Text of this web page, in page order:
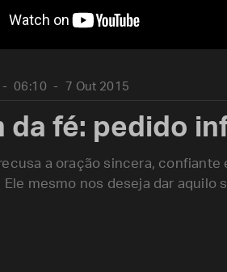
06:10 7 Out 2015
da fé: pedido
a oração sincera,
Ele mesmo nos deseja dar aquilo